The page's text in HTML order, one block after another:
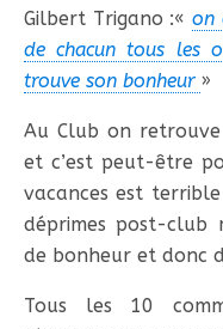
Gilbert Trigano :« on
de chacun tous les
trouve son bonheur »
Au Club on
et c’est peut-être
vacances est
déprimes post-club
de bonheur et donc
Tous les 10